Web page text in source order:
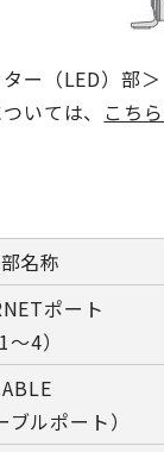
ー（LED）部＞
いては、 こちら
名称
ポート
1～4）
ブルポート）